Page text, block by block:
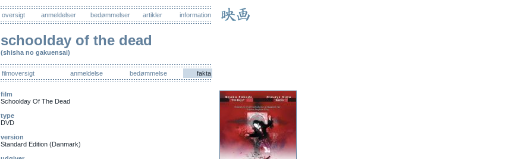
oversigt anmeldelser bedømmelser artikler information
schoolday of the dead
(shisha no gakuensai)
filmoversigt anmeldelse bedømmelse fakta
film
Schoolday Of The Dead
type
DVD
version
Standard Edition (Danmark)